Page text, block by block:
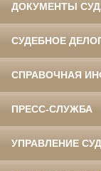
ДОКУМЕНТЫ
СУДЕБНОЕ
СПРАВОЧНАЯ
ПРЕСС-СЛУЖБА
УПРАВЛЕНИЕ